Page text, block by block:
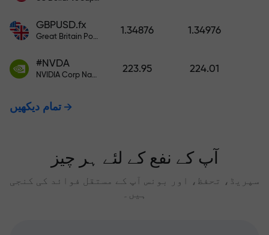
GBPUSD.fx
Great Britain Pound vs US Dollar
1.34876 1.34976
#NVDA
NVIDIA Corp Nasdaq Stock Exchange (Nasdaq) USD
223.95 224.01
تمام دیکھیں
آپ کے نفع کے لئے ہر چیز
سپریڈ، تحفظ، اور بونس آپ کے مستقل فوائد کی کنجی
ہیں۔